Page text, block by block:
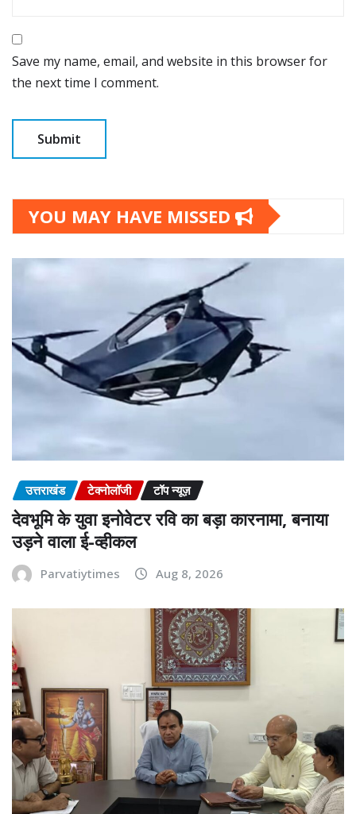
Save my name, email, and website in this browser for
the next time I comment.
YOU MAY HAVE MISSED
उत्तराखंड टेक्नोलॉजी टॉप न्यूज़
देवभूमि के युवा इनोवेटर रवि का बड़ा कारनामा, बनाया
उड़ने वाला ई-व्हीकल
Parvatiytimes Aug 8, 2026